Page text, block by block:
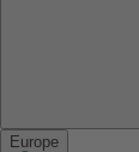
Europe